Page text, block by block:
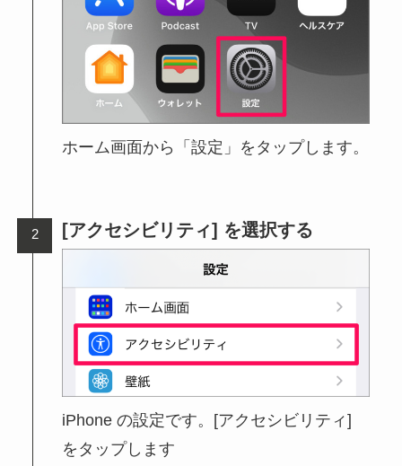
ホーム画面から「設定」をタップします。
[アクセシビリティ] を選択する
iPhone の設定です。[アクセシビリティ]
をタップします